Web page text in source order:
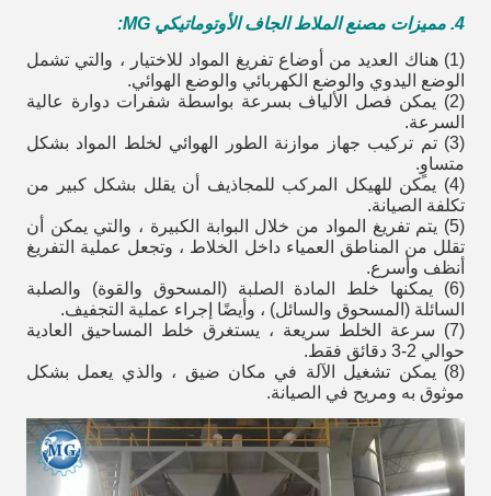
4. مميزات مصنع الملاط الجاف الأوتوماتيكي MG:
(1) هناك العديد من أوضاع تفريغ المواد للاختيار ، والتي تشمل
الوضع اليدوي والوضع الكهربائي والوضع الهوائي.
(2) يمكن فصل الألياف بسرعة بواسطة شفرات دوارة عالية
السرعة.
(3) تم تركيب جهاز موازنة الطور الهوائي لخلط المواد بشكل
متساوٍ.
(4) يمكن للهيكل المركب للمجاذيف أن يقلل بشكل كبير من
تكلفة الصيانة.
(5) يتم تفريغ المواد من خلال البوابة الكبيرة ، والتي يمكن أن
تقلل من المناطق العمياء داخل الخلاط ، وتجعل عملية التفريغ
أنظف وأسرع.
(6) يمكنها خلط المادة الصلبة (المسحوق والقوة) والصلبة
السائلة (المسحوق والسائل) ، وأيضًا إجراء عملية التجفيف.
(7) سرعة الخلط سريعة ، يستغرق خلط المساحيق العادية
حوالي 2-3 دقائق فقط.
(8) يمكن تشغيل الآلة في مكان ضيق ، والذي يعمل بشكل
موثوق به ومريح في الصيانة.